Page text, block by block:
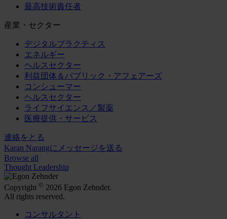
最高技術責任者
産業・セクター
デジタルプラクティス
エネルギー
ヘルスセクター
利益団体＆パブリック・アフェアーズ
コンシューマー
ヘルスセクター
ライフサイエンス／製薬
医療提供・サービス
連絡をとる
Karan Narangにメッセージを送る
Browse all
Thought Leadership
Copyright © 2026 Egon Zehnder.
All rights reserved.
コンサルタント